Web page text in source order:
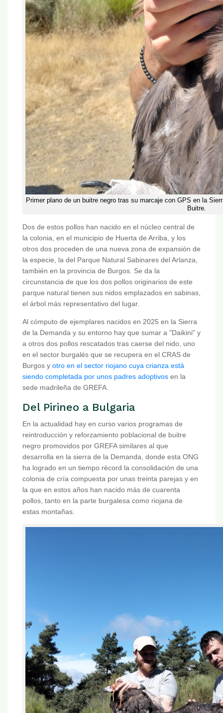
Primer plano de un buitre negro tras su marcaje con GPS en la
Buitre.
Dos de estos pollos han nacido en el núcleo central de
la colonia, en el municipio de Huerta de Arriba, y los
otros dos proceden de una nueva zona de expansión de
la especie, la del Parque Natural Sabinares del Arlanza,
también en la provincia de Burgos. Se da la
circunstancia de que los dos pollos originarios de este
parque natural tienen sus nidos emplazados en sabinas,
el árbol más representativo del lugar.
Al cómputo de ejemplares nacidos en 2025 en la Sierra
de la Demanda y su entorno hay que sumar a "Daikini" y
a otros dos pollos rescatados tras caerse del nido, uno
en el sector burgalés que se recupera en el CRAS de
Burgos y otro en el sector riojano cuya crianza está
siendo completada por unos padres adoptivos en la
sede madrileña de GREFA.
Del Pirineo a Bulgaria
En la actualidad hay en curso varios programas de
reintroducción y reforzamiento poblacional de buitre
negro promovidos por GREFA similares al que
desarrolla en la sierra de la Demanda, donde esta ONG
ha logrado en un tiempo récord la consolidación de una
colonia de cría compuesta por unas treinta parejas y en
la que en estos años han nacido más de cuarenta
pollos, tanto en la parte burgalesa como riojana de
estas montañas.